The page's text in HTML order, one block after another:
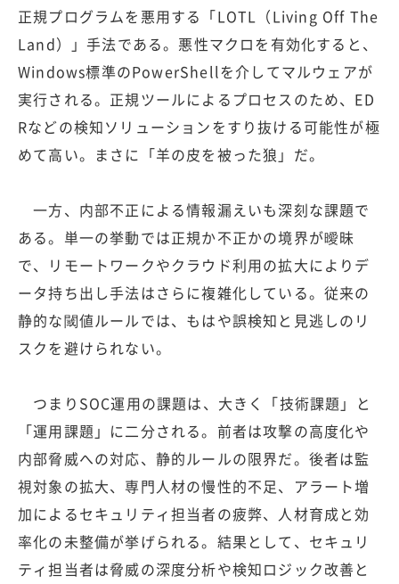
正規プログラムを悪用する「LOTL（Living Off The
Land）」手法である。悪性マクロを有効化すると、
Windows標準のPowerShellを介してマルウェアが
実行される。正規ツールによるプロセスのため、ED
Rなどの検知ソリューションをすり抜ける可能性が極
めて高い。まさに「羊の皮を被った狼」だ。
一方、内部不正による情報漏えいも深刻な課題で
ある。単一の挙動では正規か不正かの境界が曖昧
で、リモートワークやクラウド利用の拡大によりデ
ータ持ち出し手法はさらに複雑化している。従来の
静的な閾値ルールでは、もはや誤検知と見逃しのリ
スクを避けられない。
つまりSOC運用の課題は、大きく「技術課題」と
「運用課題」に二分される。前者は攻撃の高度化や
内部脅威への対応、静的ルールの限界だ。後者は監
視対象の拡大、専門人材の慢性的不足、アラート増
加によるセキュリティ担当者の疲弊、人材育成と効
率化の未整備が挙げられる。結果として、セキュリ
ティ担当者は脅威の深度分析や検知ロジック改善と